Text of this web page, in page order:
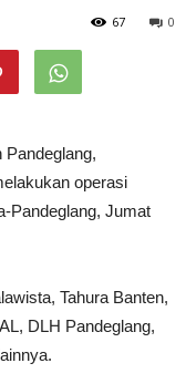
0
67
Pandeglang,
operasi
Pandeglang, Jumat
Tahura Banten,
DLH Pandeglang,